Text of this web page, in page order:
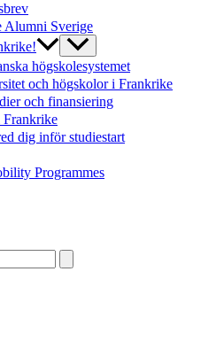
Alumni Sverige
högskolesystemet
och högskolor i Frankrike
och finansiering
dig inför studiestart
Programmes